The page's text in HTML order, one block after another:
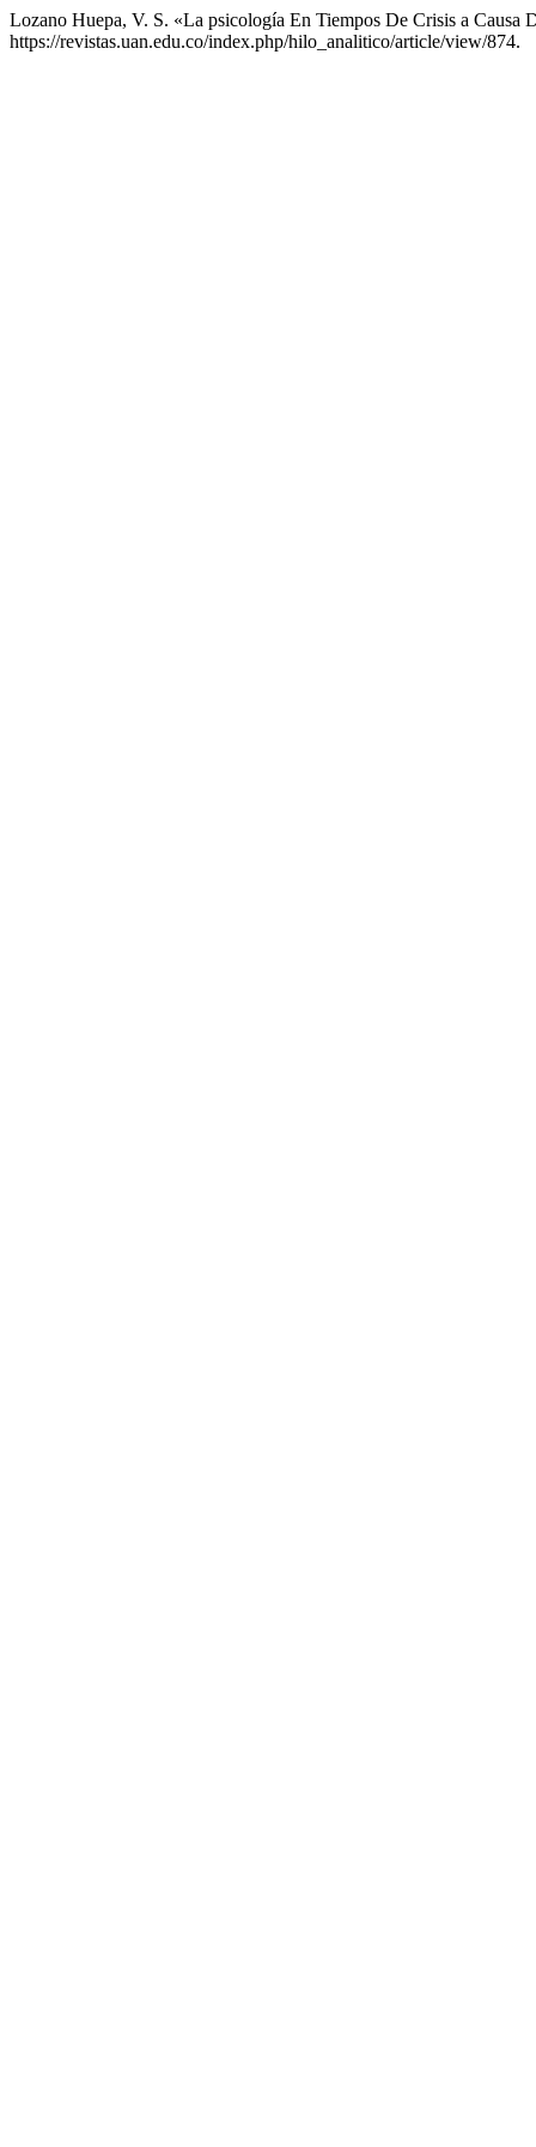
Lozano Huepa, V. S. «La psicología En Tiempos De Crisis a Causa
https://revistas.uan.edu.co/index.php/hilo_analitico/article/view/874.